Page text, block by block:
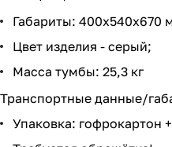
Габариты: 400х540х670
Цвет изделия - серый;
Масса тумбы: 25,3 кг
Транспортные данные/
Упаковка: гофрокартон